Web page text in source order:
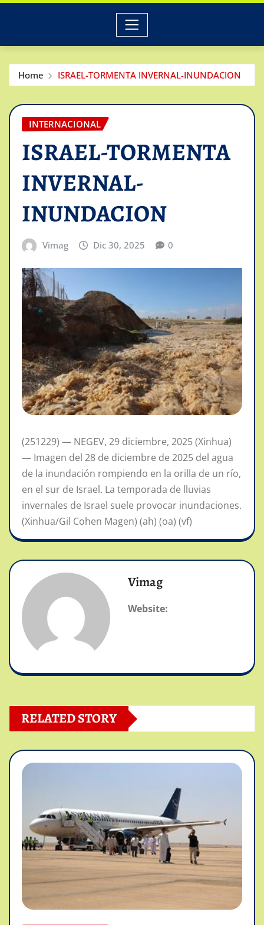
Home ISRAEL-TORMENTA INVERNAL-INUNDACION
INTERNACIONAL
ISRAEL-TORMENTA
INVERNAL-
INUNDACION
Vimag Dic 30, 2025 0
(251229) — NEGEV, 29 diciembre, 2025 (Xinhua)
— Imagen del 28 de diciembre de 2025 del agua
de la inundación rompiendo en la orilla de un río,
en el sur de Israel. La temporada de lluvias
invernales de Israel suele provocar inundaciones.
(Xinhua/Gil Cohen Magen) (ah) (oa) (vf)
Vimag
Website:
RELATED STORY